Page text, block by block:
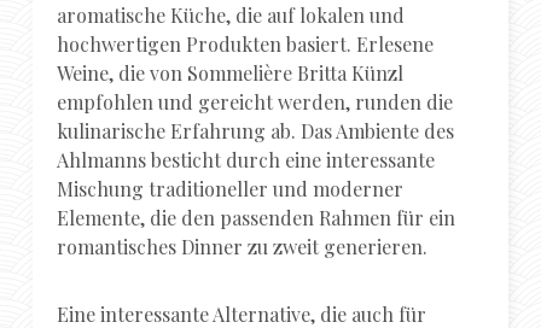
aromatische Küche, die auf lokalen und
hochwertigen Produkten basiert. Erlesene
Weine, die von Sommelière Britta Künzl
empfohlen und gereicht werden, runden die
kulinarische Erfahrung ab. Das Ambiente des
Ahlmanns besticht durch eine interessante
Mischung traditioneller und moderner
Elemente, die den passenden Rahmen für ein
romantisches Dinner zu zweit generieren.
Eine interessante Alternative, die auch für